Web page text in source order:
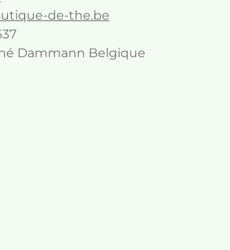
de-the.be
Dammann Belgique